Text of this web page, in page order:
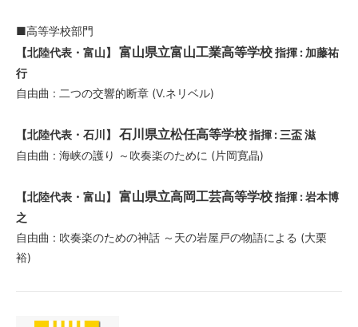
■高等学校部門
【北陸代表・富山】 富山県立富山工業高等学校指揮 : 加藤祐
行
自由曲 : 二つの交響的断章 (V.ネリベル)
【北陸代表・石川】 石川県立松任高等学校指揮 : 三盃 滋
自由曲 : 海峡の護り ～吹奏楽のために (片岡寛晶)
【北陸代表・富山】 富山県立高岡工芸高等学校指揮 : 岩本博
之
自由曲 : 吹奏楽のための神話 ～天の岩屋戸の物語による (大栗
裕)